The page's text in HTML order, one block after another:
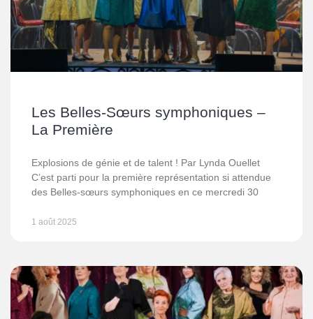
Les Belles-Sœurs symphoniques –
La Première
Explosions de génie et de talent ! Par Lynda Ouellet
C’est parti pour la première représentation si attendue
des Belles-sœurs symphoniques en ce mercredi 30
1 août 2025